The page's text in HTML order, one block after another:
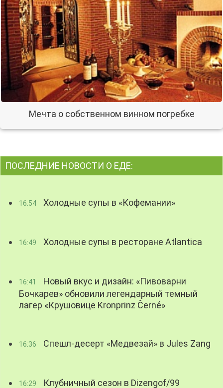
Мечта о собственном винном погребке
ПОСЛЕДНИЕ НОВОСТИ О ЕДЕ:
16:54 Холодные супы в «Кофемании»
16:49 Холодные супы в ресторане Atlantica
16:41
Новый вкус и дизайн: «Пивоварни
Бочкарев» обновили легендарный темный
лагер «Крушовице Kronprinz Černé»
16:36 Спешл-десерт «Медвезай» в Jules Zang
16:29 Клубничный сезон в Dizengof/99